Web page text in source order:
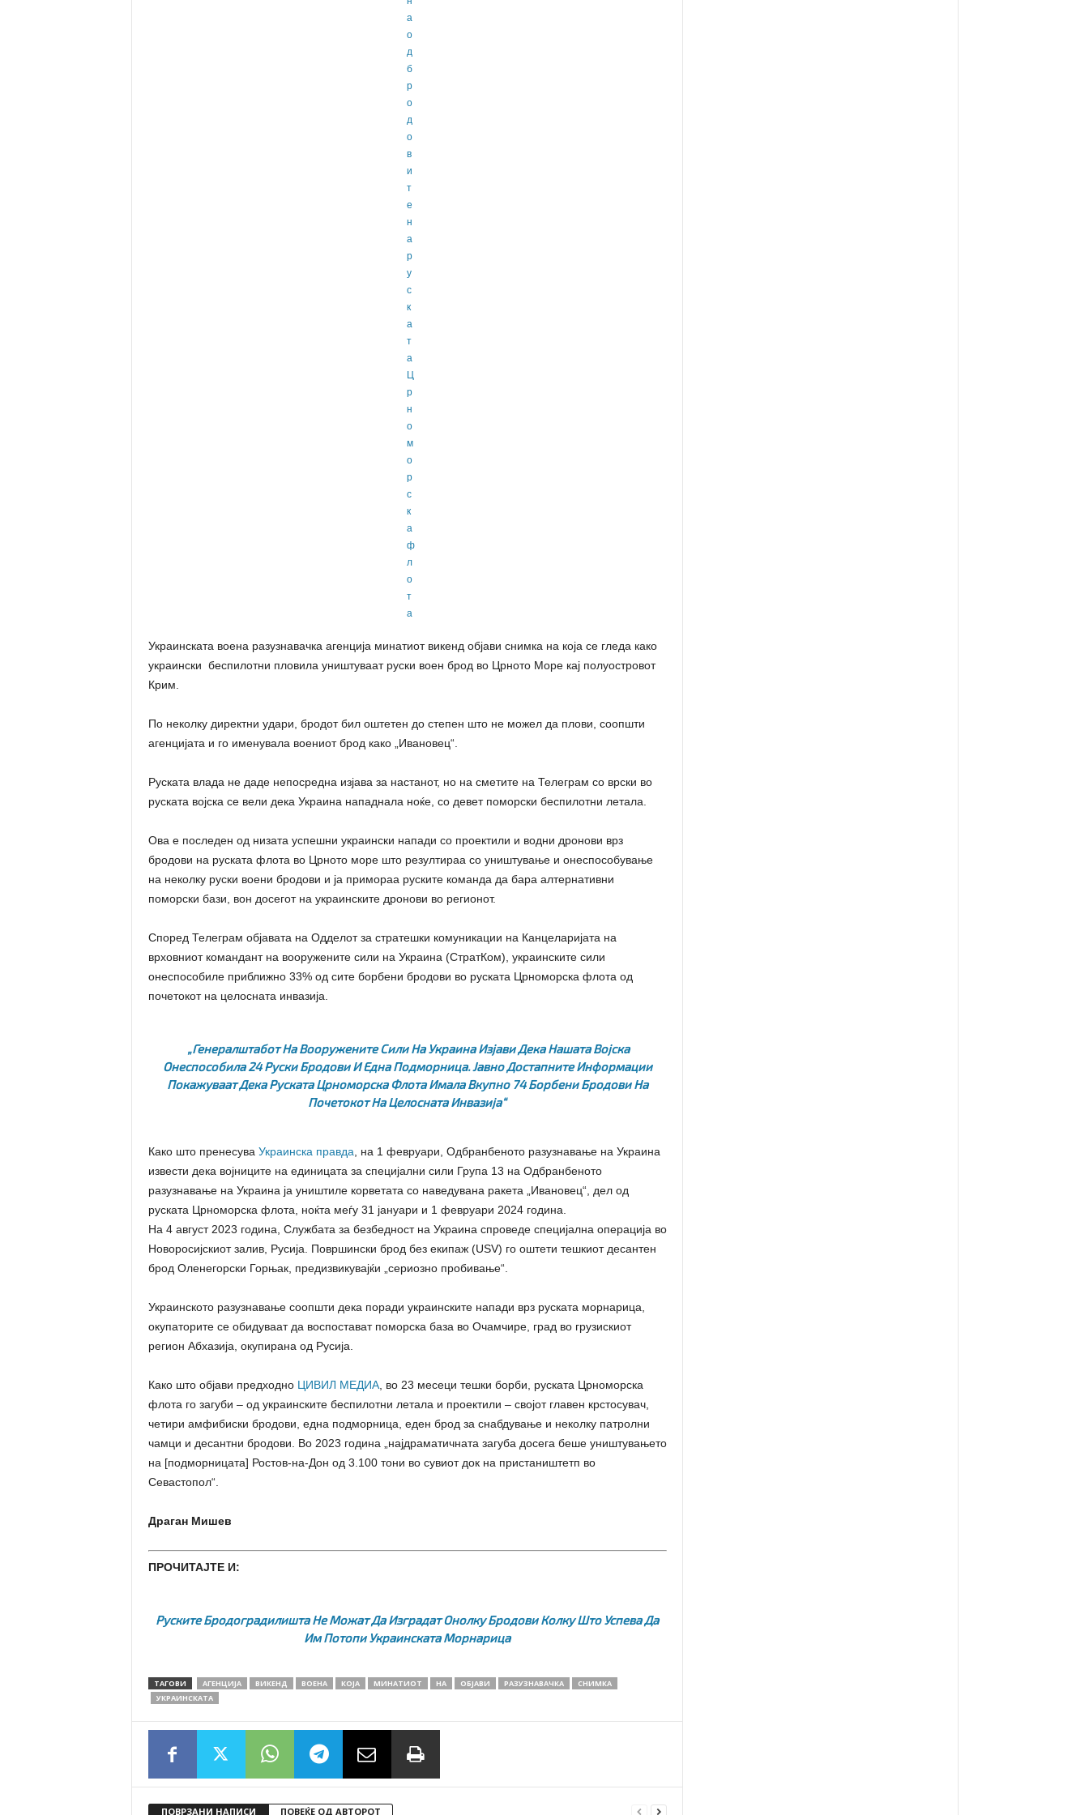
Украинската воена разузнавачка агенција минатиот викенд објави снимка на која се гледа како
украински беспилотни пловила уништуваат руски воен брод во Црното Море кај полуостровот
Крим.
По неколку директни удари, бродот бил оштетен до степен што не можел да плови, соопшти
агенцијата и го именувала воениот брод како „Ивановец“.
Руската влада не даде непосредна изјава за настанот, но на сметите на Телеграм со врски во
руската војска се вели дека Украина нападнала ноќе, со девет поморски беспилотни летала.
Ова е последен од низата успешни украински напади со проектили и водни дронови врз
бродови на руската флота во Црното море што резултираа со уништување и онеспособување
на неколку руски воени бродови и ја примораа руските команда да бара алтернативни
поморски бази, вон досегот на украинските дронови во регионот.
Според Телеграм објавата на Одделот за стратешки комуникации на Канцеларијата на
врховниот командант на вооружените сили на Украина (СтратКом), украинските сили
онеспособиле приближно 33% од сите борбени бродови во руската Црноморска флота од
почетокот на целосната инвазија.
„Генералштабот На Вооружените Сили На Украина Изјави Дека Нашата Војска
Онеспособила 24 Руски Бродови И Една Подморница. Јавно Достапните Информации
Покажуваат Дека Руската Црноморска Флота Имала Вкупно 74 Борбени Бродови На
Почетокот На Целосната Инвазија“
Како што пренесува Украинска правда , на 1 февруари, Одбранбеното разузнавање на Украина
извести дека војниците на единицата за специјални сили Група 13 на Одбранбеното
разузнавање на Украина ја уништиле корветата со наведувана ракета „Ивановец“, дел од
руската Црноморска флота, ноќта меѓу 31 јануари и 1 февруари 2024 година.
На 4 август 2023 година, Службата за безбедност на Украина спроведе специјална операција во
Новоросијскиот залив, Русија. Површински брод без екипаж (USV) го оштети тешкиот десантен
брод Оленегорски Горњак, предизвикувајќи „сериозно пробивање“.
Украинското разузнавање соопшти дека поради украинските напади врз руската морнарица,
окупаторите се обидуваат да воспостават поморска база во Очамчире, град во грузискиот
регион Абхазија, окупирана од Русија.
Како што објави предходно ЦИВИЛ МЕДИА, во 23 месеци тешки борби, руската Црноморска
флота го загуби – од украинските беспилотни летала и проектили – својот главен крстосувач,
четири амфибиски бродови, една подморница, еден брод за снабдување и неколку патролни
чамци и десантни бродови. Во 2023 година „најдраматичната загуба досега беше уништувањето
на [подморницата] Ростов-на-Дон од 3.100 тони во сувиот док на пристаништетп во
Севастопол“.
Драган Мишев
ПРОЧИТАЈТЕ И:
Руските Бродоградилишта Не Можат Да Изградат Онолку Бродови Колку Што Успева Да
Им Потопи Украинската Морнарица
ТАГОВИ АГЕНЦИЈА ВИКЕНД ВОЕНА КОЈА МИНАТИОТ НА ОБЈАВИ РАЗУЗНАВАЧКА
СНИМКА
УКРАИНСКАТА
ПОВРЗАНИ НАПИСИ ПОВЕЌЕ ОД АВТОРОТ